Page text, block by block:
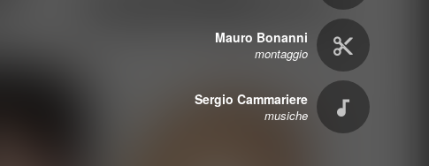
Mauro Bonanni
montaggio
Sergio Cammariere
musiche